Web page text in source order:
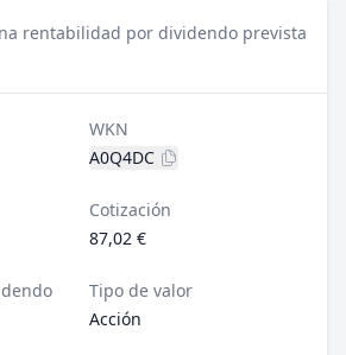
rentabilidad por dividendo prevista
WKN
A0Q4DC
Cotización
87,02 €
Tipo de valor
Acción